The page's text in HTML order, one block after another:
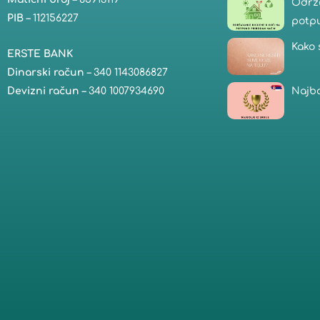
PIB – 112156227
ERSTE BANK
Dinarski račun – 340 1143086827
Devizni račun – 340 1007934690